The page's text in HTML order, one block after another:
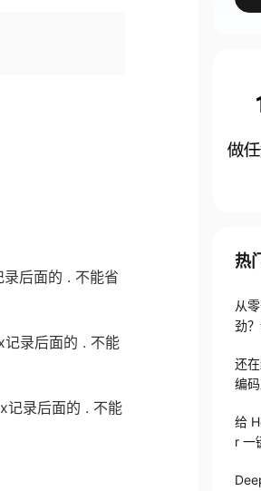
录后面的 . 不能省
记录后面的 . 不能
记录后面的 . 不能
热
从
劲
还
编
给
r 一